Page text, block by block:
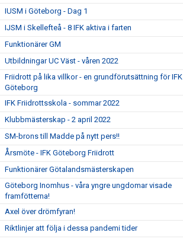
IUSM i Göteborg - Dag 1
IJSM i Skellefteå - 8 IFK aktiva i farten
Funktionärer GM
Utbildningar UC Väst - våren 2022
Friidrott på lika villkor - en grundförutsättning för IFK
Göteborg
IFK Friidrottsskola - sommar 2022
Klubbmästerskap - 2 april 2022
SM-brons till Madde på nytt pers!!
Årsmöte - IFK Göteborg Friidrott
Funktionärer Götalandsmästerskapen
Göteborg Inomhus - våra yngre ungdomar visade
framfötterna!
Axel över drömfyran!
Riktlinjer att följa i dessa pandemi tider